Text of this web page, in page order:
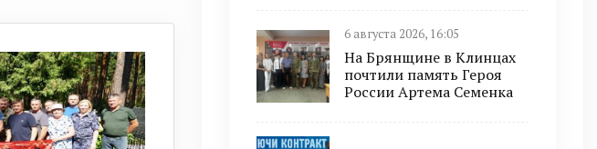
6 августа 2026, 16:05
На Брянщине в Клинцах
почтили память Героя
России Артема Семенка